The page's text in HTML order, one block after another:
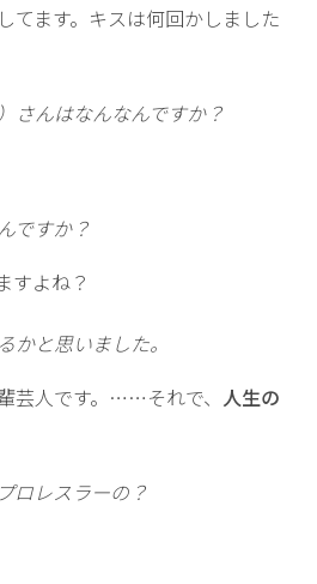
てます。キスは何回かしました
んはなんなんですか？
ですか？
すよね？
と思いました。
芸人です。……それで、 人生の
レスラーの？